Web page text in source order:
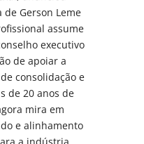
de Gerson Leme
assume
executivo
de apoiar a
consolidação e
de 20 anos de
mira em
e alinhamento